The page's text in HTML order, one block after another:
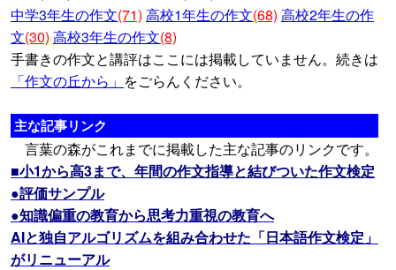
中学3年生の作文(71) 高校1年生の作文(68) 高校2年生の作
文(30) 高校3年生の作文(8)
手書きの作文と講評はここには掲載していません。続きは
「作文の丘から」 をごらんください。
主な記事リンク
言葉の森がこれまでに掲載した主な記事のリンクです。
■小1から高3まで、年間の作文指導と結びついた作文検定
●評価サンプル
●知識偏重の教育から思考力重視の教育へ
AIと独自アルゴリズムを組み合わせた「日本語作文検定」
がリニューアル